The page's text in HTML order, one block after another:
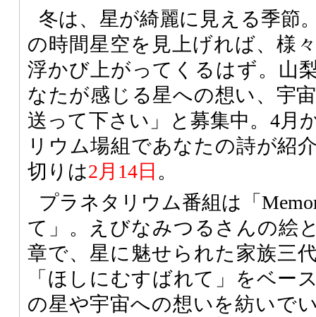
冬は、星が綺麗に見える季節
の時間星空を見上げれば、様
浮かび上がってくるはず。山
なたが感じる星への想い、宇
送って下さい」と募集中。4月
リウム場組であなたの詩が
切りは2月14日 。
プラネタリウム番組は「
て」。えびなみつるさんの絵
章で、星に魅せられた家族三
「ほしにむすばれて」をベー
の星や宇宙への想いを紡いで